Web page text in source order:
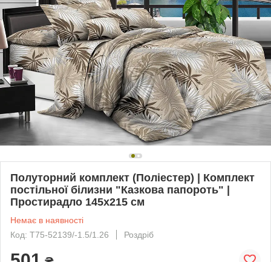
Полуторний комплект (Поліестер) | Комплект
постільної білизни "Казкова папороть" |
Простирадло 145х215 см
Немає в наявності
Код: T75-52139/-1.5/1.26
Роздріб